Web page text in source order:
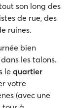
son long des
de rue, des
ruines.
bien
les talons.
le quartier
votre
(avec une